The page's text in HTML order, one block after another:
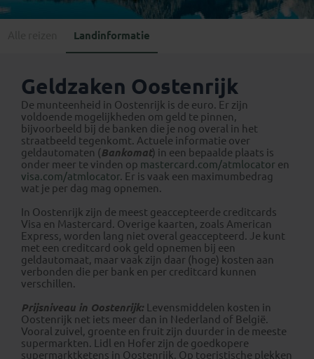
Landinformatie
Geldzaken Oostenrijk
De munteenheid in Oostenrijk is de euro. Er zijn
voldoende mogelijkheden om geld te pinnen,
bijvoorbeeld bij de banken die je nog overal in het
straatbeeld tegenkomt. Actuele informatie over
geldautomaten (Bankomat) in een bepaalde plaats is
onder meer te vinden op mastercard.com/atmlocator en
visa.com/atmlocator. Er is vaak een maximumbedrag
wat je per dag mag opnemen.
In Oostenrijk zijn de meest geaccepteerde creditcards
Visa en Mastercard. Overige kaarten, zoals American
Express, worden lang niet overal geaccepteerd. Je kunt
met een creditcard ook geld opnemen bij een
geldautomaat, maar vaak zijn daar (hoge) kosten aan
verbonden die per bank en per creditcard kunnen
verschillen.
Prijsniveau in Oostenrijk: Levensmiddelen kosten in
Oostenrijk net iets meer dan in Nederland of België.
Vooral zuivel, groente en fruit zijn duurder in de meeste
supermarkten. Lidl en Hofer zijn de goedkopere
supermarktketens in Oostenrijk. Op toeristische plekken